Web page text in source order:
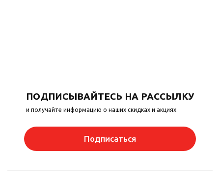
ПОДПИСЫВАЙТЕСЬ НА РАССЫЛКУ
и получайте информацию о наших скидках и акциях
Подписаться